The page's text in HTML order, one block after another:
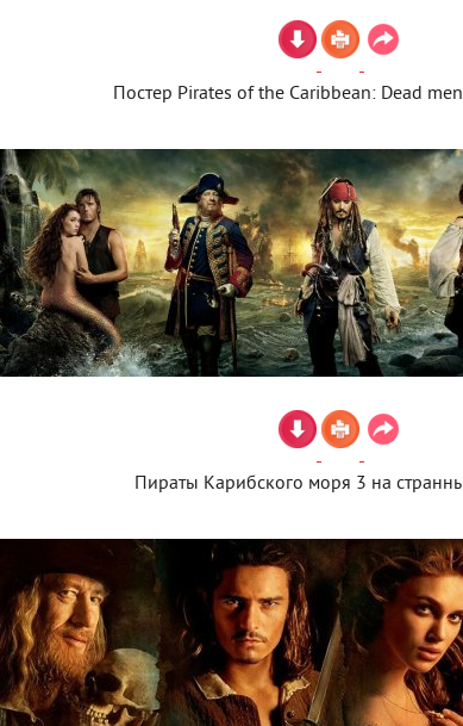
Постер Pirates of the Caribbean: Dead
Пираты Карибского моря 3 на